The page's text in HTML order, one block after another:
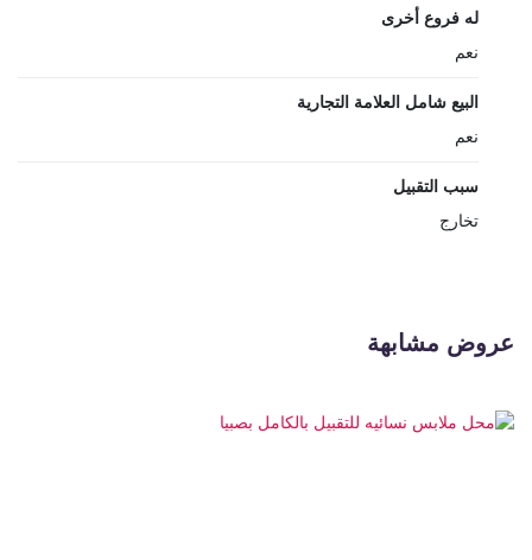
له فروع أخرى
نعم
البيع شامل العلامة التجارية
نعم
سبب التقبيل
تخارج
عروض مشابهة